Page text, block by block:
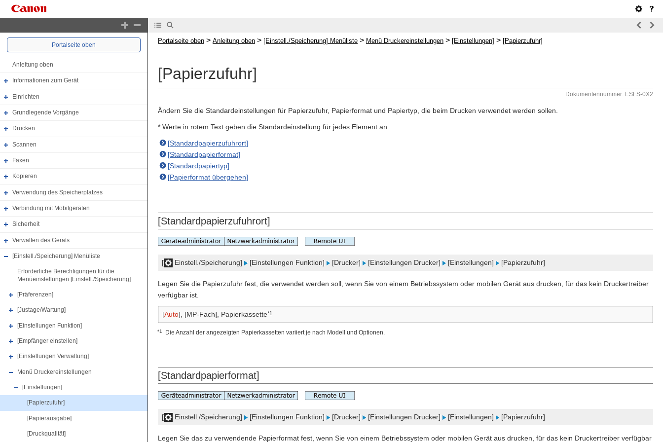
Portalseite oben
Anleitung oben
Informationen zum Gerät
Einrichten
Grundlegende Vorgänge
Drucken
Scannen
Faxen
Kopieren
Verwendung des Speicherplatzes
Verbindung mit Mobilgeräten
Sicherheit
Verwalten des Geräts
[Einstell./Speicherung] Menüliste
Erforderliche Berechtigungen für die
Menüeinstellungen [Einstell./Speicherung]
[Präferenzen]
[Justage/Wartung]
[Einstellungen Funktion]
[Empfänger einstellen]
[Einstellungen Verwaltung]
Menü Druckereinstellungen
[Einstellungen]
[Papierzufuhr]
[Papierausgabe]
[Druckqualität]
Portalseite oben > Anleitung oben > [Einstell./Speicherung] Menüliste > Menü Druckereinstellungen > [Einstellungen] > [Papierzufuhr]
[Papierzufuhr]
Dokumentennummer: ESFS-0X2
Ändern Sie die Standardeinstellungen für Papierzufuhr, Papierformat und Papiertyp, die beim Drucken verwendet werden sollen.
* Werte in rotem Text geben die Standardeinstellung für jedes Element an.
[Standardpapierzufuhrort]
[Standardpapierformat]
[Standardpapiertyp]
[Papierformat übergehen]
[Standardpapierzufuhrort]
[ Einstell./Speicherung] [Einstellungen Funktion] [Drucker] [Einstellungen Drucker] [Einstellungen] [Papierzufuhr]
Legen Sie die Papierzufuhr fest, die verwendet werden soll, wenn Sie von einem Betriebssystem oder mobilen Gerät aus drucken, für das kein Druckertreiber
verfügbar ist.
[Auto], [MP-Fach], Papierkassette*1
*1 Die Anzahl der angezeigten Papierkassetten variiert je nach Modell und Optionen.
[Standardpapierformat]
[ Einstell./Speicherung] [Einstellungen Funktion] [Drucker] [Einstellungen Drucker] [Einstellungen] [Papierzufuhr]
Legen Sie das zu verwendende Papierformat fest, wenn Sie von einem Betriebssystem oder mobilen Gerät aus drucken, für das kein Druckertreiber verfügbar